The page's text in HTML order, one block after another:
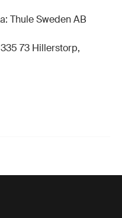
Thule Sweden AB
73 Hillerstorp,